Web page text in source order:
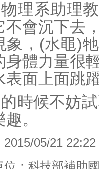
理系助理
不會沉下去
， (水黽)
身體力量很
表面上面跳
時候不妨
。
2015/05/21 22:22
位：科技部補助